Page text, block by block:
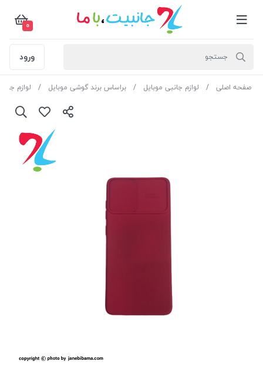
0
ورود
صفحه اصلی لوازم جانبی موبایل براساس برند گوشی موبایل لوازم